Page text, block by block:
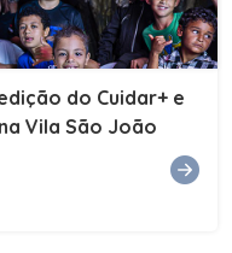
do Cuidar+ e
Vila São João